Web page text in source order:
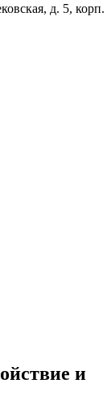
д. 5, корп.
и